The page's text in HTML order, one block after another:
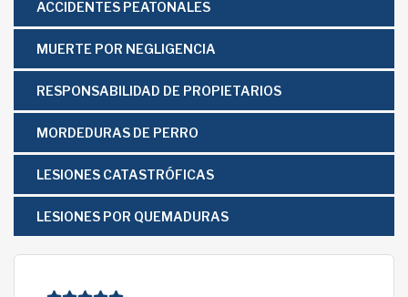
ACCIDENTES PEATONALES
MUERTE POR NEGLIGENCIA
RESPONSABILIDAD DE PROPIETARIOS
MORDEDURAS DE PERRO
LESIONES CATASTRÓFICAS
LESIONES POR QUEMADURAS